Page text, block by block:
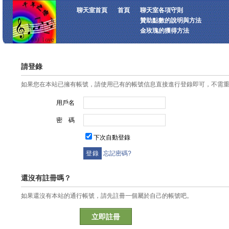
聊天室首頁 首頁
聊天室各項守則
贊助點數的說明與方法
金玫瑰的獲得方法
請登錄
如果您在本站已擁有帳號，請使用已有的帳號信息直接進行登錄即可，不需
用戶名
密 碼
下次自動登錄
忘記密碼?
還沒有註冊嗎？
如果還沒有本站的通行帳號，請先註冊一個屬於自己的帳號吧。
立即註冊